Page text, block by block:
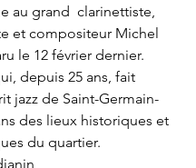
au grand  clarinettiste,
et compositeur Michel
le 12 février dernier.
depuis 25 ans, fait
jazz de Saint-Germain-
des lieux historiques et
du quartier.